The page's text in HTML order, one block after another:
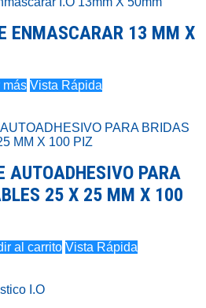
ENMASCARAR 13 MM X
más Vista Rápida
AUTOADHESIVO PARA
25 X 25 MM X 100
al carrito Vista Rápida